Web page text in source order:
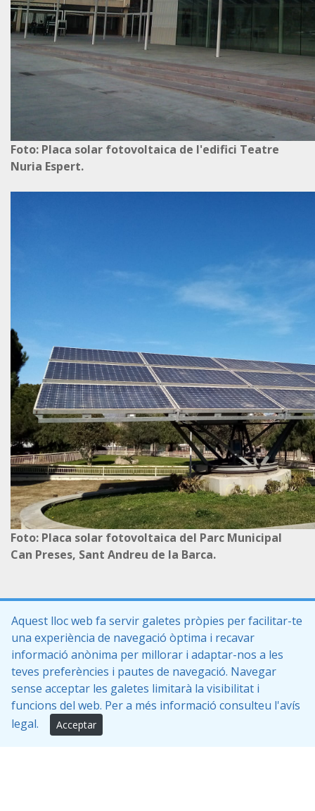
Foto: Placa solar fotovoltaica de l'edifici Teatre
Nuria Espert.
Foto: Placa solar fotovoltaica del Parc Municipal
Can Preses, Sant Andreu de la Barca.
SAB-Urbà, S.L Empresa Municipal
Plaça de l'Ajuntament 1, 08740 Sant Andreu de la Barca
sab-urba@sabarca.cat
Aquest lloc web fa servir galetes pròpies per facilitar-te
una experiència de navegació òptima i recavar
informació anònima per millorar i adaptar-nos a les
teves preferències i pautes de navegació. Navegar
sense acceptar les galetes limitarà la visibilitat i
funcions del web. Per a més informació consulteu l'avís
legal.
Acceptar